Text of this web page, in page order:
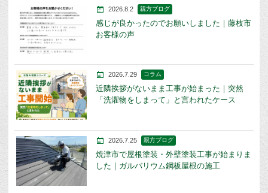
2026.8.2 親方ブログ
感じが良かったのでお願いしました｜藤枝市
お客様の声
2026.7.29 コラム
近隣挨拶がないまま工事が始まった｜突然
「洗濯物をしまって」と言われたケース
2026.7.25 親方ブログ
焼津市で屋根塗装・外壁塗装工事が始まりま
した｜ガルバリウム鋼板屋根の施工